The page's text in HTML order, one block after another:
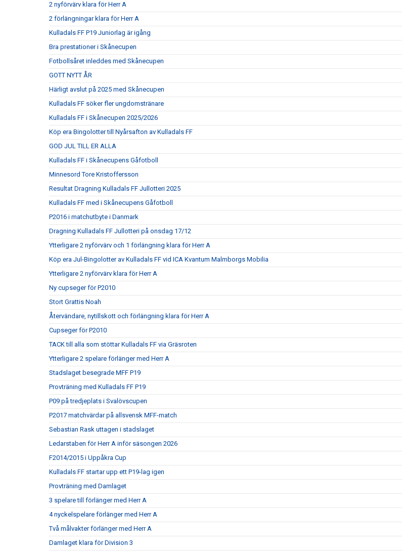
2 nyförvärv klara för Herr A
2 förlängningar klara för Herr A
Kulladals FF P19 Juniorlag är igång
Bra prestationer i Skånecupen
Fotbollsåret inleddes med Skånecupen
GOTT NYTT ÅR
Härligt avslut på 2025 med Skånecupen
Kulladals FF söker fler ungdomstränare
Kulladals FF i Skånecupen 2025/2026
Köp era Bingolotter till Nyårsafton av Kulladals FF
GOD JUL TILL ER ALLA
Kulladals FF i Skånecupens Gåfotboll
Minnesord Tore Kristoffersson
Resultat Dragning Kulladals FF Jullotteri 2025
Kulladals FF med i Skånecupens Gåfotboll
P2016 i matchutbyte i Danmark
Dragning Kulladals FF Jullotteri på onsdag 17/12
Ytterligare 2 nyförvärv och 1 förlängning klara för Herr A
Köp era Jul-Bingolotter av Kulladals FF vid ICA Kvantum Malmborgs Mobilia
Ytterligare 2 nyförvärv klara för Herr A
Ny cupseger för P2010
Stort Grattis Noah
Återvändare, nytillskott och förlängning klara för Herr A
Cupseger för P2010
TACK till alla som stöttar Kulladals FF via Gräsroten
Ytterligare 2 spelare förlänger med Herr A
Stadslaget besegrade MFF P19
Provträning med Kulladals FF P19
P09 på tredjeplats i Svalövscupen
P2017 matchvärdar på allsvensk MFF-match
Sebastian Rask uttagen i stadslaget
Ledarstaben för Herr A inför säsongen 2026
F2014/2015 i Uppåkra Cup
Kulladals FF startar upp ett P19-lag igen
Provträning med Damlaget
3 spelare till förlänger med Herr A
4 nyckelspelare förlänger med Herr A
Två målvakter förlänger med Herr A
Damlaget klara för Division 3